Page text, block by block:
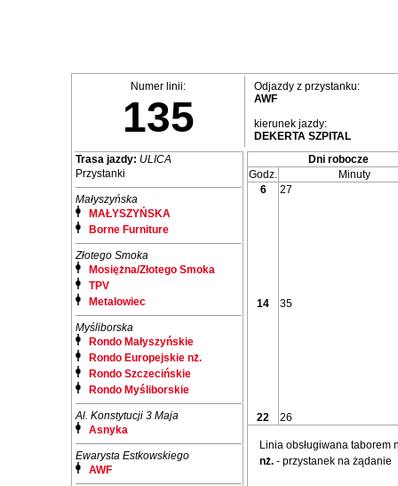
Numer linii:
135
Odjazdy z przystanku:
AWF
kierunek jazdy:
DEKERTA SZPITAL
Trasa jazdy: ULICA
Przystanki
Małyszyńska
MAŁYSZYŃSKA
Borne Furniture
Złotego Smoka
Mosiężna/Złotego Smoka
TPV
Metalowiec
Myśliborska
Rondo Małyszyńskie
Rondo Europejskie nż.
Rondo Szczecińskie
Rondo Myśliborskie
Al. Konstytucji 3 Maja
Asnyka
Ewarysta Estkowskiego
AWF
Dni robocze
Godz.
Minuty
6
27
14 35
22 26
Linia obsługiwana taborem
nż. - przystanek na żądanie